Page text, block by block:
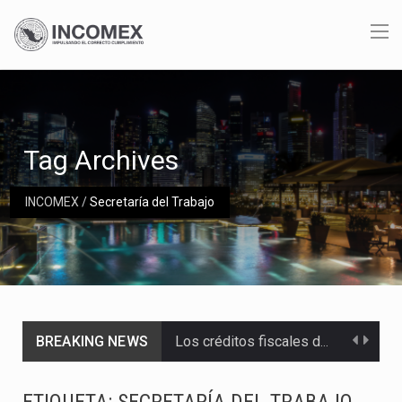
INCOMEX/Secretaría del Trabajo
Tag Archives
BREAKING NEWS